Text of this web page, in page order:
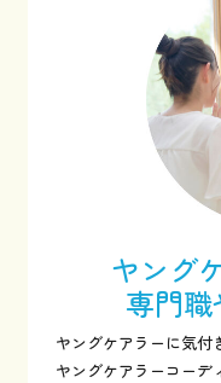
ヤング
専門
ヤングケアラーに気付
ヤングケアラーコーデ